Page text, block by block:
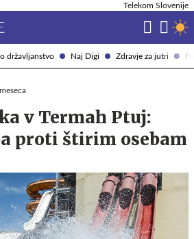
državljanstvo Naj Digi Zdravje za jutri
Telekom Slovenije
v Termah Ptuj:
proti štirim osebam